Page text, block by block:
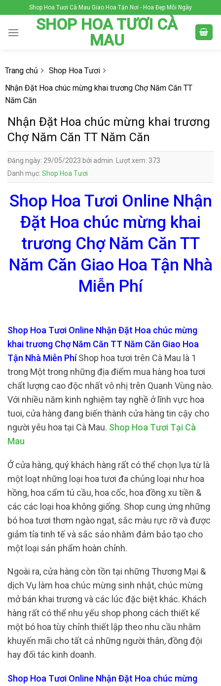
to
content
Shop Hoa Tươi Cà Mau Giao Hoa Tận Nơi - Hoa Đẹp Mỗi Ngày
SHOP HOA TƯƠI CÀ
MAU
Trang chủ
Shop Hoa Tươi
Nhận Đặt Hoa chúc mừng khai trương Chợ Năm Căn TT
Năm Căn
Nhận Đặt Hoa chúc mừng khai trương
Chợ Năm Căn TT Năm Căn
Đăng ngày: 29/05/2023 bởi admin. Lượt xem: 373
Danh mục: Shop Hoa Tươi
Shop Hoa Tươi Online Nhận
Đặt Hoa chúc mừng khai
trương Chợ Năm Căn TT
Năm Căn Giao Hoa Tận Nhà
Miễn Phí
Shop Hoa Tươi Online Nhận Đặt Hoa chúc mừng
khai trương Chợ Năm Căn TT Năm Căn Giao Hoa
Tận Nhà Miễn PhíShop hoa tươi trên Cà Mau là 1
trong Một trong những địa điểm mua hàng hoa tươi
chất lượng cao độc nhất vô nhị trên Quanh Vùng nào.
Với nhiều năm kinh nghiệm tay nghề ở lĩnh vực hoa
tuoi, cửa hàng đang biến thành cửa hàng tin cậy cho
người yêu hoa tại Cà Mau. Shop Hoa Tươi Tại Cà
Mau
Ở cửa hàng, quý khách hàng rất có thể chọn lựa từ là
một loạt những loại hoa tươi đa chủng loại như hoa
hồng, hoa cẩm tú cầu, hoa cốc, hoa đồng xu tiền &
các các loại hoa không giống. Shop cung ứng những
bó hoa tươi thơm ngào ngạt, sắc màu rực rỡ và được
giảm tỉa tinh tế và sắc sảo nhằm đảm bảo tạo cho
một loại sản phẩm hoàn chỉnh.
Ngoài ra, cửa hàng còn tồn tại những Thương Mại &
dịch Vụ làm hoa chúc mừng sinh nhật, chúc mừng
mở bán khai trương và các lúc đặc biệt khác. Khách
hàng rất có thể nhu yếu shop phong cách thiết kế
một bó hoa tùy chỉnh thiết lập theo nhu cầu nhằm
khuyến mãi cho tất cả những người thân, đồng đội
hay đối tác kinh doanh.
Shop Hoa Tươi Online Nhận Đặt Hoa chúc mừng